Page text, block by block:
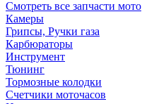
Смотреть все запчасти мото
Камеры
Грипсы, Ручки газа
Карбюраторы
Инструмент
Тюнинг
Тормозные колодки
Счетчики моточасов